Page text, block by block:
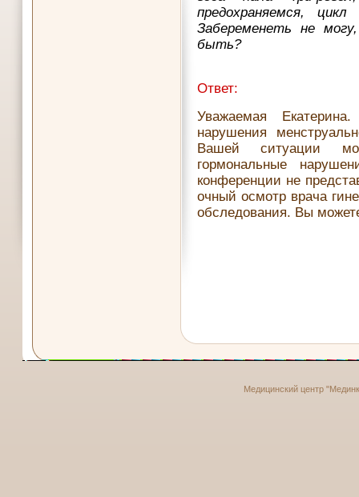
предохраняемся,
Забеременеть не
быть?
Ответ:
Уважаемая
нарушения
Вашей ситуации
гормональные
конференции не
очный осмотр врача
обследования. Вы
Медицинский центр